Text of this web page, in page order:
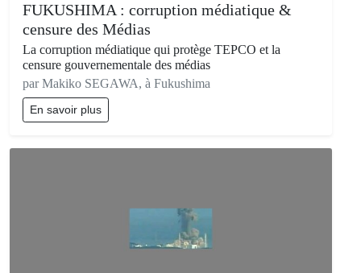
FUKUSHIMA : corruption médiatique &
censure des Médias
La corruption médiatique qui protège TEPCO et la
censure gouvernementale des médias
par Makiko SEGAWA, à Fukushima
En savoir plus